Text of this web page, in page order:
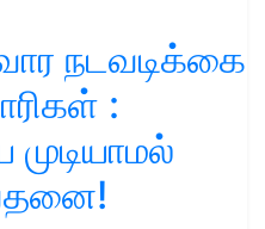
நடவடிக்கை
: